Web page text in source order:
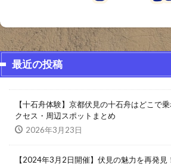
最近の投稿
【十石舟体験】京都伏見の十石舟はどこで
クセス・周辺スポットまとめ
2026年3月23日
【2024年3月2日開催】伏見の魅力を再発